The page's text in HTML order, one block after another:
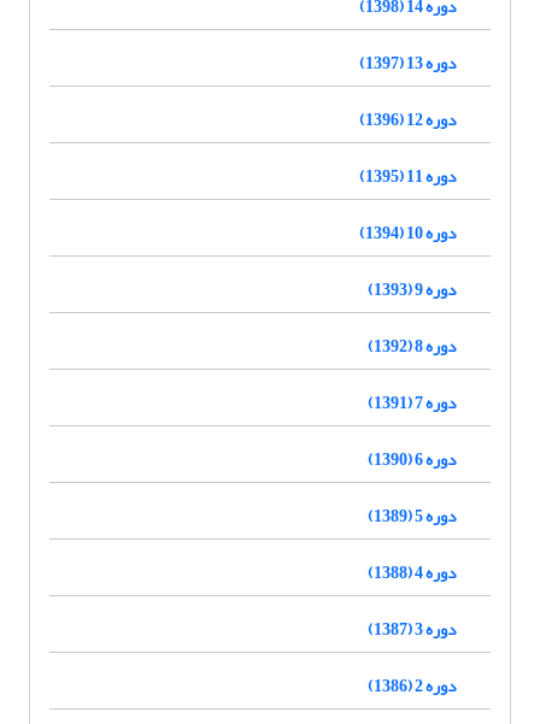
دوره 13 (1397)
دوره 12 (1396)
دوره 11 (1395)
دوره 10 (1394)
دوره 9 (1393)
دوره 8 (1392)
دوره 7 (1391)
دوره 6 (1390)
دوره 5 (1389)
دوره 4 (1388)
دوره 3 (1387)
دوره 2 (1386)